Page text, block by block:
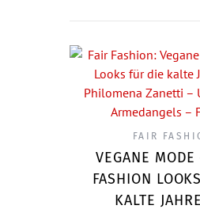
FAIR
VEGANE MODE
FASHION
KALTE